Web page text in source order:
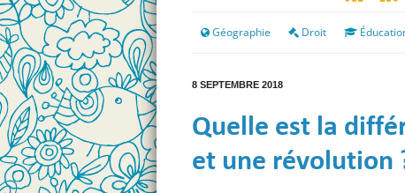
Géographie Droit
8 SEPTEMBRE 2018
Quelle est la
et une révolution